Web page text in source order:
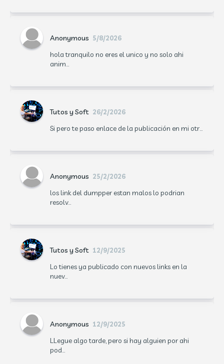
Anonymous 5/8/2026
hola tranquilo no eres el unico y no solo ahi
anim...
Tutos y Soft 26/2/2026
Si pero te paso enlace de la publicación en mi otr...
Anonymous 25/2/2026
los link del dumpper estan malos lo podrian
resolv...
Tutos y Soft 12/9/2025
Lo tienes ya publicado con nuevos links en la
nuev...
Anonymous 12/9/2025
LLegue algo tarde, pero si hay alguien por ahi
pod...